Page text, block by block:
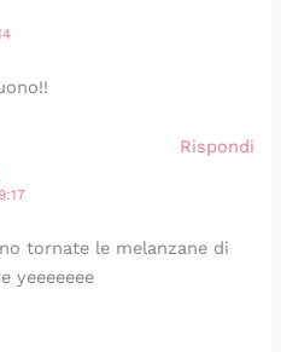
Rispondi
tornate le melanzane di
yeeeeeee